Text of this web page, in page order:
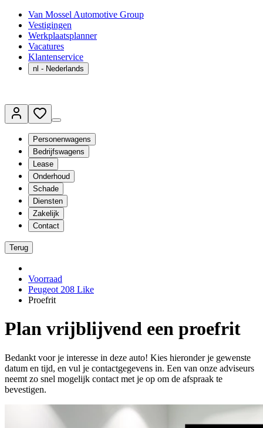
Van Mossel Automotive Group
Vestigingen
Werkplaatsplanner
Vacatures
Klantenservice
nl - Nederlands
Personenwagens
Bedrijfswagens
Lease
Onderhoud
Schade
Diensten
Zakelijk
Contact
Terug
Voorraad
Peugeot 208 Like
Proefrit
Plan vrijblijvend een proefrit
Bedankt voor je interesse in deze auto! Kies hieronder je gewenste
datum en tijd, en vul je contactgegevens in. Een van onze adviseurs
neemt zo snel mogelijk contact met je op om de afspraak te
bevestigen.